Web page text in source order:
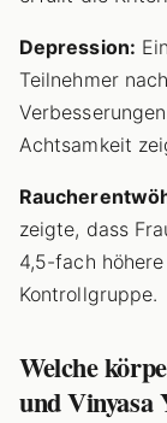
Depression:
Teilnehmer
Achtsamkeit
zeigte, dass
4,5-fach
Kontrollgruppe.
Welche
und Vinyasa